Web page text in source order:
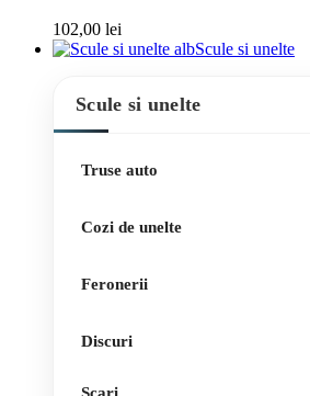
102,00 lei
Scule si unelte
Scule si unelte
Truse auto
Cozi de unelte
Feronerii
Discuri
Scari